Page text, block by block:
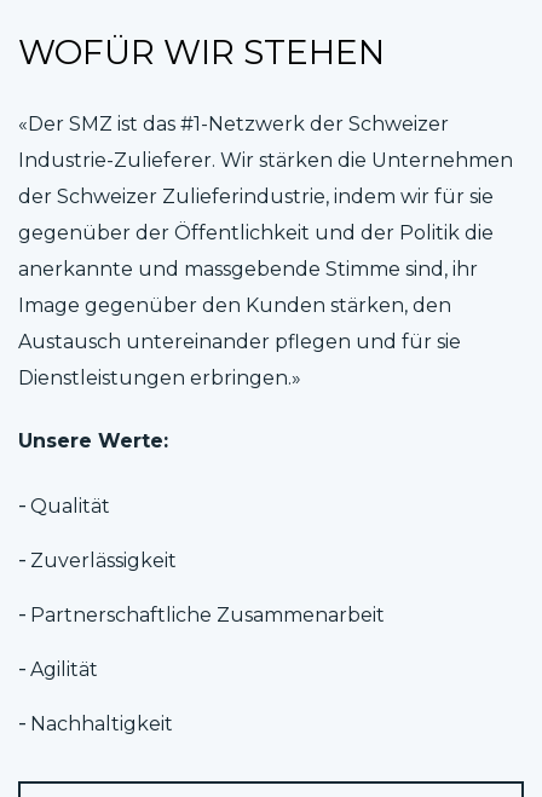
WOFÜR WIR STEHEN
«Der SMZ ist das #1-Netzwerk der Schweizer
Industrie-Zulieferer. Wir stärken die Unternehmen
der Schweizer Zulieferindustrie, indem wir für sie
gegenüber der Öffentlichkeit und der Politik die
anerkannte und massgebende Stimme sind, ihr
Image gegenüber den Kunden stärken, den
Austausch untereinander pflegen und für sie
Dienstleistungen erbringen.»
Unsere Werte:
Qualität
Zuverlässigkeit
Partnerschaftliche Zusammenarbeit
Agilität
Nachhaltigkeit